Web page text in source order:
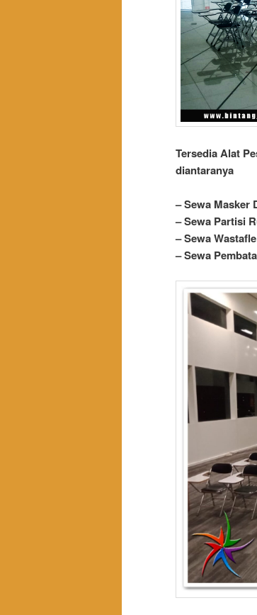
Tersedia Alat
diantaranya
– Sewa Masker
– Sewa Partisi
– Sewa
– Sewa